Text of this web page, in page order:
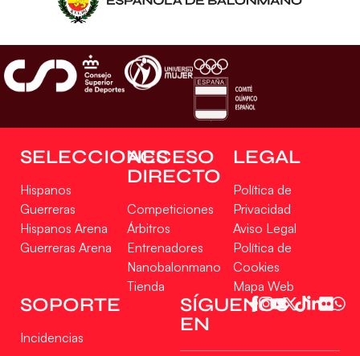
Gestionar consentimiento
Para ofrecer las mejores experiencias, utilizamos tecnologías como las cookies
para almacenar y/o acceder a la información del dispositivo. El consentimiento
de estas tecnologías nos permitirá procesar datos como el comportamiento de
SELECCIONES
Hispanos
Guerreras
Hispanos Arena
Guerreras Arena
ACCESO
DIRECTO
Competiciones
Árbitros
Entrenadores
Nanobalonmano
Tienda
LEGAL
Política de
Privacidad
Aviso Legal
Política de
Cookies
Mapa Web
SOPORTE
Incidencias
SÍGUENOS
EN